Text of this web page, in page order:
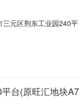
元区荆东工业园240
台(原旺汇地块